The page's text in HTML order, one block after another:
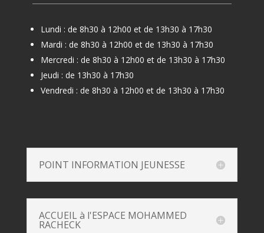
Lundi : de 8h30 à 12h00 et de 13h30 à 17h30
Mardi : de 8h30 à 12h00 et de 13h30 à 17h30
Mercredi : de 8h30 à 12h00 et de 13h30 à 17h30
Jeudi : de 13h30 à 17h30
Vendredi : de 8h30 à 12h00 et de 13h30 à 17h30
POINT INFORMATION JEUNESSE
ACCUEIL à l'ESPACE MOHAMMED
RACHECK